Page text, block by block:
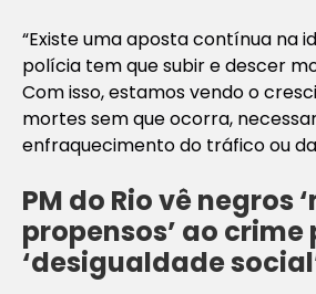
“Existe uma aposta contínua na
polícia tem que subir e descer
Com isso, estamos vendo o
mortes sem que ocorra,
enfraquecimento do tráfico ou
PM do Rio vê negros
propensos’ ao crime
‘desigualdade